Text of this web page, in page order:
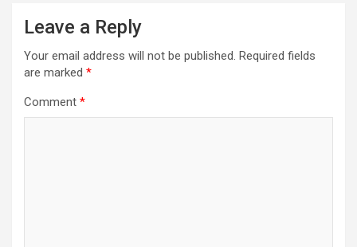
Leave a Reply
Your email address will not be published. Required fields
are marked *
Comment *